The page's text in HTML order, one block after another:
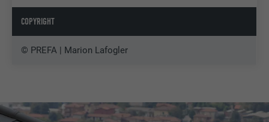
COPYRIGHT
© PREFA | Marion Lafogler